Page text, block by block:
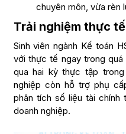
chuyên môn, vừa rèn
Trải nghiệm thực
Sinh viên ngành Kế toán
với thực tế ngay trong
qua hai kỳ thực tập
nghiệp còn hỗ trợ phụ
phân tích số liệu tài
doanh nghiệp.